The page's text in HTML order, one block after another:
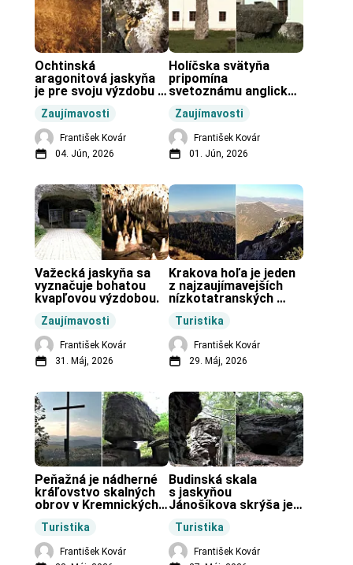
Zaujímavosti
Ochtinská
aragonitová jaskyňa
je pre svoju výzdobu
vo svete.
František Kovár
04. Jún, 2026
Zaujímavosti
Holíčska svätyňa
pripomína
svetoznámu anglickú
František Kovár
01. Jún, 2026
Zaujímavosti
Važecká jaskyňa sa
vyznačuje bohatou
kvapľovou výzdobou.
František Kovár
31. Máj, 2026
Turistika
Krakova hoľa je jeden
z najzaujímavejších
nízkotatranských
František Kovár
29. Máj, 2026
Turistika
Peňažná je nádherné
kráľovstvo skalných
obrov v Kremnických
František Kovár
Turistika
Budinská skala
s jaskyňou
Jánošíkova skrýša je
obci Budiná.
František Kovár